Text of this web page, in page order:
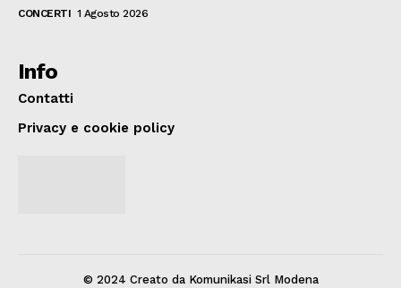
CONCERTI 1 Agosto 2026
Info
Contatti
Privacy e cookie policy
© 2024 Creato da Komunikasi Srl Modena